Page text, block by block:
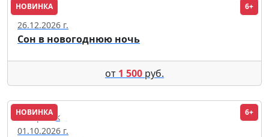
НОВИНКА 6+
Москва
26.12.2026 г.
Сон в новогоднюю ночь
от 1 500 руб.
НОВИНКА 6+
Хабаровск
01.10.2026 г.